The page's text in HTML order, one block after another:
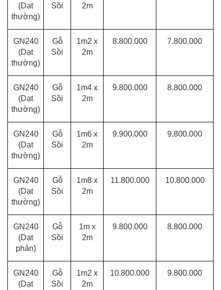
(Dạt
thường)
Sồi
2m
GN240
(Dạt
thường)
Gỗ
Sồi
1m2 x
2m
8.800.000 7.800.000
GN240
(Dạt
thường)
Gỗ
Sồi
1m4 x
2m
9.800.000 8.800.000
GN240
(Dạt
thường)
Gỗ
Sồi
1m6 x
2m
9.900.000 9.800.000
GN240
(Dạt
thường)
Gỗ
Sồi
1m8 x
2m
11.800.000 10.800.000
GN240
(Dạt
phản)
Gỗ
Sồi
1m x
2m
9.800.000 8.800.000
GN240
(Dạt
Gỗ
Sồi
1m2 x
2m
10.800.000 9.800.000